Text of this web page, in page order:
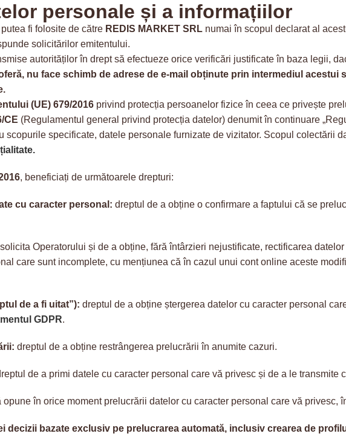
personale și a informațiilor
fi folosite de către REDIS MARKET SRL numai în scopul declarat al
solicitărilor emitentului.
autorităților în drept să efectueze orice verificări justificate în baza legii,
nu face schimb de adrese de e-mail obținute prin intermediul
(UE) 679/2016 privind protecția persoanelor fizice în ceea ce privește
CE (Regulamentul general privind protecția datelor) denumit în continuare
scopurile specificate, datele personale furnizate de vizitator. Scopul colectării
, beneficiați de următoarele drepturi:
cu caracter personal: dreptul de a obține o confirmare a faptului că se
Operatorului și de a obține, fără întârzieri nejustificate, rectificarea
care sunt incomplete, cu mențiunea că în cazul unui cont online aceste
de a fi uitat”): dreptul de a obține ștergerea datelor cu caracter personal
GDPR.
dreptul de a obține restrângerea prelucrării în anumite cazuri.
de a primi datele cu caracter personal care vă privesc și de a le transmite
opune în orice moment prelucrării datelor cu caracter personal care vă privesc,
decizii bazate exclusiv pe prelucrarea automată, inclusiv crearea de